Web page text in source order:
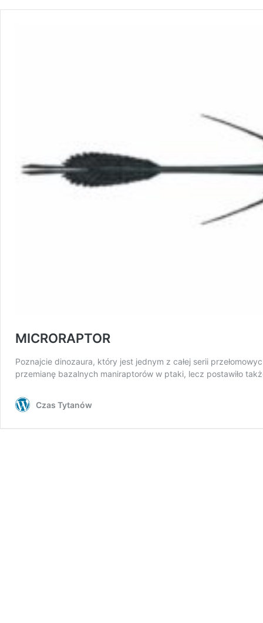
MICRORAPTOR
Poznajcie dinozaura, który jest jednym z całej serii
przemianę bazalnych maniraptorów w ptaki, lecz postawiło
Czas Tytanów